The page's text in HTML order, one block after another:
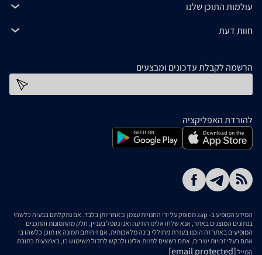
עולמות התוכן שלנו
חוות דעת
הרשמה לקבלת עדכונים ומבצעים
להורדת האפליקציה
המידע המופיע ב- zap מסופק על ידי החנויות עצמן ובאחריותן בלבד. אם נתקלתם בבעיה כלשהי
בנתונים המוצגים באתר, אנא שלחו אלינו הודעה ואנו נטפל בעניין. חלק מהתמונות והתכנים
המופיעים באתר זה הוכנו בעזרת מחוללי בינה מלאכותית. אם זיהיתם תמונה או תוכן כלשהו בו
אתם בעלי זכויות יוצרים, אתם רשאים לפנות אלינו ולבקש לחדול משימוש בו, באמצעות כתובת
המייל [email protected]